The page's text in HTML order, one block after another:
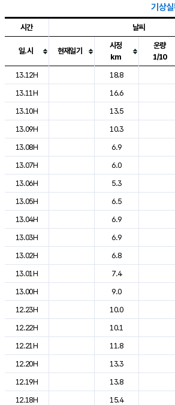
기상
도시별 기상실황표로 지점, 날씨, 기온, 강수,
시간 날씨
일.시 현재일기
시정
km
운량
1/10
13.12H
18.8
13.11H
16.6
13.10H
13.5
13.09H
10.3
13.08H
6.9
13.07H
6.0
13.06H
5.3
13.05H
6.5
13.04H
6.9
13.03H
6.9
13.02H
6.8
13.01H
7.4
13.00H
9.0
12.23H
10.0
12.22H
10.1
12.21H
11.8
12.20H
13.3
12.19H
13.8
12.18H
15.4